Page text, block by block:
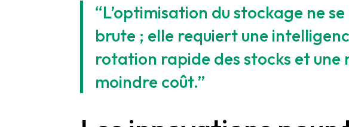
“L’optimisation du stockage ne
brute ; elle requiert une
rotation rapide des stocks et
moindre coût.”